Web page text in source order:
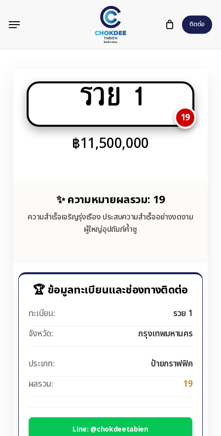
content
ติดต่อ
Menu
รวย 1
19
฿11,500,000
✨ ความหมายผลรวม: 19
ความสำเร็จเจริญรุ่งเรือง ประสบความสำเร็จอย่างงดงาม
ผู้ใหญ่อุปถัมภ์ค้ำชู
🏆 ข้อมูลทะเบียนและช่องทางติดต่อ
ทะเบียน:
รวย 1
จังหวัด:
กรุงเทพมหานคร
ประเภท:
ป้ายกราฟฟิค
ผลรวม:
19
Line: @chokdeetabien